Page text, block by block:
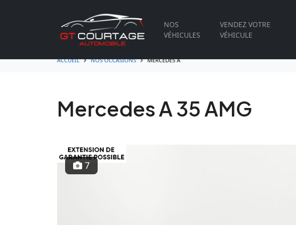
NOS
VÉHICULES
VENDEZ VOTRE
VÉHICULE
ACCUEIL NOS OCCASIONS MERCEDES A
Mercedes A 35 AMG
7